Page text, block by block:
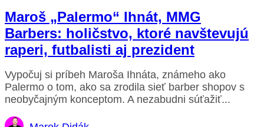
Maroš „Palermo“ Ihnát, MMG
Barbers: holičstvo, ktoré navštevujú
raperi, futbalisti aj prezident
Vypočuj si príbeh Maroša Ihnáta, známeho ako
Palermo o tom, ako sa zrodila sieť barber shopov s
neobyčajným konceptom. A nezabudni súťažiť...